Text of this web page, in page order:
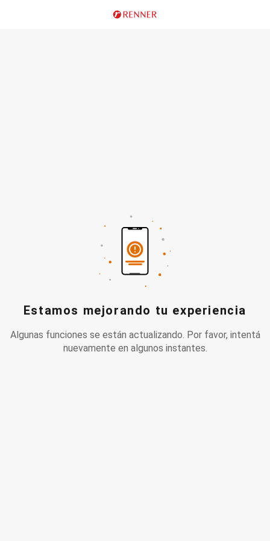
Estamos mejorando tu experiencia
Algunas funciones se están actualizando. Por favor, intentá
nuevamente en algunos instantes.